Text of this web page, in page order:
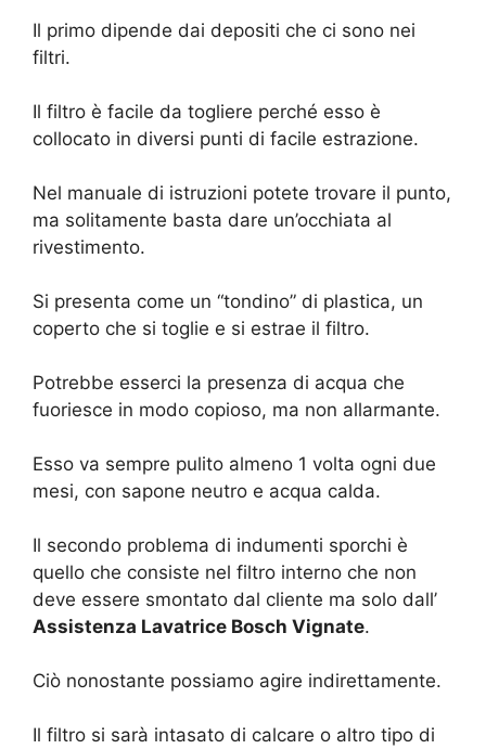
Il primo dipende dai depositi che ci sono nei
filtri.
Il filtro è facile da togliere perché esso è
collocato in diversi punti di facile estrazione.
Nel manuale di istruzioni potete trovare il punto,
ma solitamente basta dare un’occhiata al
rivestimento.
Si presenta come un “tondino” di plastica, un
coperto che si toglie e si estrae il filtro.
Potrebbe esserci la presenza di acqua che
fuoriesce in modo copioso, ma non allarmante.
Esso va sempre pulito almeno 1 volta ogni due
mesi, con sapone neutro e acqua calda.
Il secondo problema di indumenti sporchi è
quello che consiste nel filtro interno che non
deve essere smontato dal cliente ma solo dall’
Assistenza Lavatrice Bosch Vignate.
Ciò nonostante possiamo agire indirettamente.
Il filtro si sarà intasato di calcare o altro tipo di